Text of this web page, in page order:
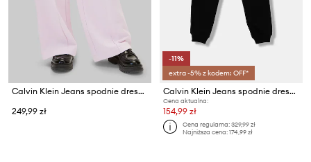
Calvin Klein Jeans spodnie dresowe dziecięce bawełniane
249,99 zł
-11%
extra -5% z kodem: OFF*
Calvin Klein Jeans spodnie dresowe bawełniane dziecięce
Cena aktualna:
154,99 zł
Cena regularna:329,99 zł
Najniższa cena:174,99 zł